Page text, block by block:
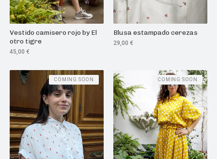
Vestido camisero rojo by El
otro tigre
45,00 €
Blusa estampado cerezas
29,00 €
COMING SOON COMING SOON